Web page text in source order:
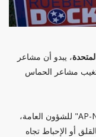
، يبدو أن مشاعر
تغيب مشاعر الحماس
وفقاً لاستطلاع جديد أجراه مركز الأبحاث "AP-NORC" للشؤون العامة،
بالقلق أو الإحباط تجاه